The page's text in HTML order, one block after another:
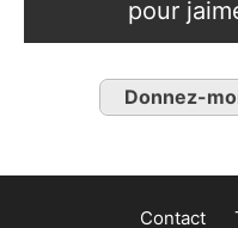
pour
Donnez-
Contact